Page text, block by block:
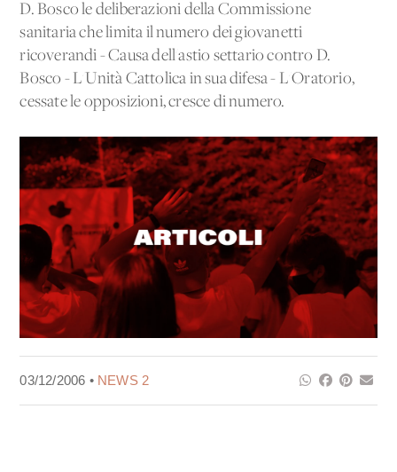
D. Bosco le deliberazioni della Commissione
sanitaria che limita il numero dei giovanetti
ricoverandi - Causa dell'astio settario contro D.
Bosco - L'Unità Cattolica in sua difesa - L'Oratorio,
cessate le opposizioni, cresce di numero.
03/12/2006 • NEWS 2